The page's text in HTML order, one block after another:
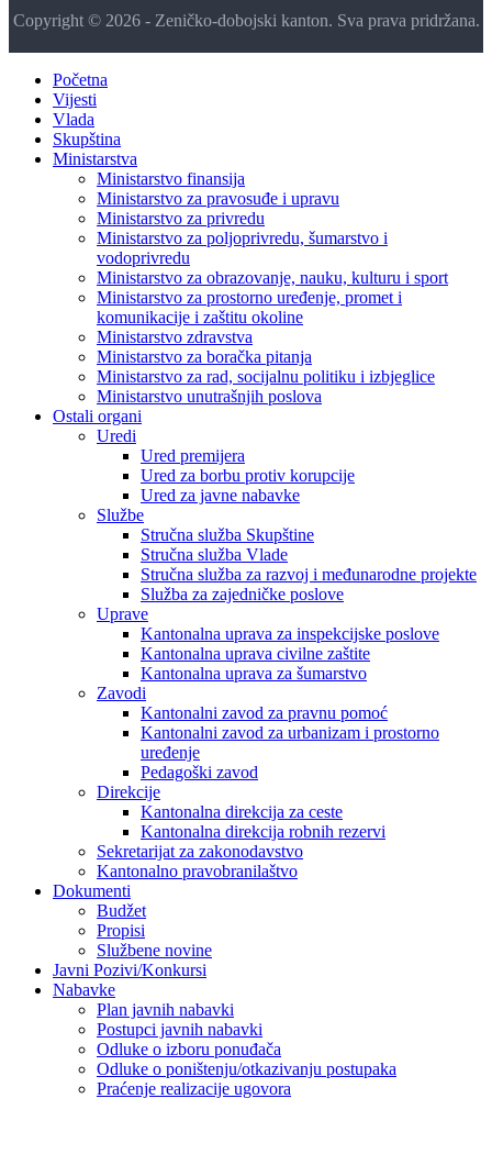
Copyright © 2026 - Zeničko-dobojski kanton. Sva prava pridržana.
Početna
Vijesti
Vlada
Skupština
Ministarstva
Ministarstvo finansija
Ministarstvo za pravosuđe i upravu
Ministarstvo za privredu
Ministarstvo za poljoprivredu, šumarstvo i
vodoprivredu
Ministarstvo za obrazovanje, nauku, kulturu i sport
Ministarstvo za prostorno uređenje, promet i
komunikacije i zaštitu okoline
Ministarstvo zdravstva
Ministarstvo za boračka pitanja
Ministarstvo za rad, socijalnu politiku i izbjeglice
Ministarstvo unutrašnjih poslova
Ostali organi
Uredi
Ured premijera
Ured za borbu protiv korupcije
Ured za javne nabavke
Službe
Stručna služba Skupštine
Stručna služba Vlade
Stručna služba za razvoj i međunarodne projekte
Služba za zajedničke poslove
Uprave
Kantonalna uprava za inspekcijske poslove
Kantonalna uprava civilne zaštite
Kantonalna uprava za šumarstvo
Zavodi
Kantonalni zavod za pravnu pomoć
Kantonalni zavod za urbanizam i prostorno
uređenje
Pedagoški zavod
Direkcije
Kantonalna direkcija za ceste
Kantonalna direkcija robnih rezervi
Sekretarijat za zakonodavstvo
Kantonalno pravobranilaštvo
Dokumenti
Budžet
Propisi
Službene novine
Javni Pozivi/Konkursi
Nabavke
Plan javnih nabavki
Postupci javnih nabavki
Odluke o izboru ponuđača
Odluke o poništenju/otkazivanju postupaka
Praćenje realizacije ugovora